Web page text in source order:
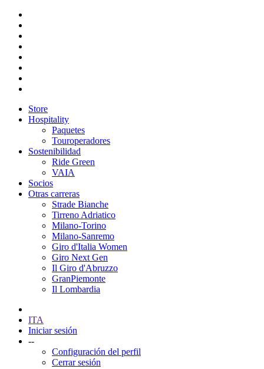
Store
Hospitality
Paquetes
Touroperadores
Sostenibilidad
Ride Green
VAIA
Socios
Otras carreras
Strade Bianche
Tirreno Adriatico
Milano-Torino
Milano-Sanremo
Giro d'Italia Women
Giro Next Gen
Il Giro d'Abruzzo
GranPiemonte
Il Lombardia
ITA
Iniciar sesión
--
Configuración del perfil
Cerrar sesión